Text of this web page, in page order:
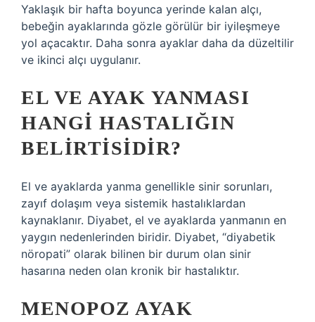
Yaklaşık bir hafta boyunca yerinde kalan alçı,
bebeğin ayaklarında gözle görülür bir iyileşmeye
yol açacaktır. Daha sonra ayaklar daha da düzeltilir
ve ikinci alçı uygulanır.
EL VE AYAK YANMASI
HANGI HASTALIĞIN
BELIRTISIDIR?
El ve ayaklarda yanma genellikle sinir sorunları,
zayıf dolaşım veya sistemik hastalıklardan
kaynaklanır. Diyabet, el ve ayaklarda yanmanın en
yaygın nedenlerinden biridir. Diyabet, “diyabetik
nöropati” olarak bilinen bir durum olan sinir
hasarına neden olan kronik bir hastalıktır.
MENOPOZ AYAK